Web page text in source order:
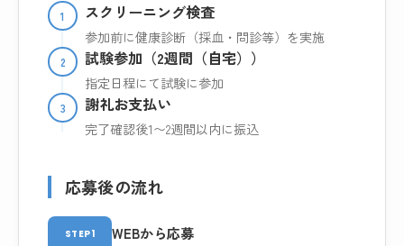
1 スクリーニング検査
参加前に健康診断（採血・問診等）を実施
2 試験参加（2週間（自宅））
指定日程にて試験に参加
3 謝礼お支払い
完了確認後1〜2週間以内に振込
応募後の流れ
STEP1 WEBから応募